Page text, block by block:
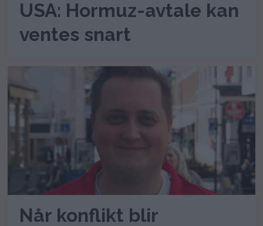
USA: Hormuz-avtale kan
ventes snart
Når konflikt blir